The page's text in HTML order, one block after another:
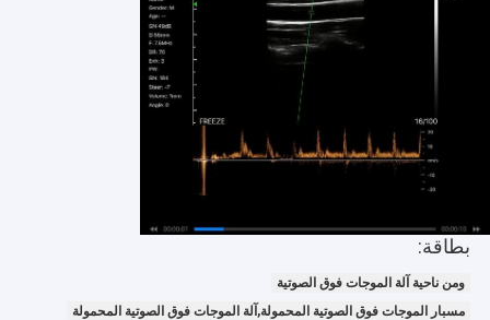
بطاقة:
ومن ناحية آلة الموجات فوق الصوتية
مسبار الموجات فوق الصوتية المحمولة,آلة الموجات فوق الصوتية المحمولة